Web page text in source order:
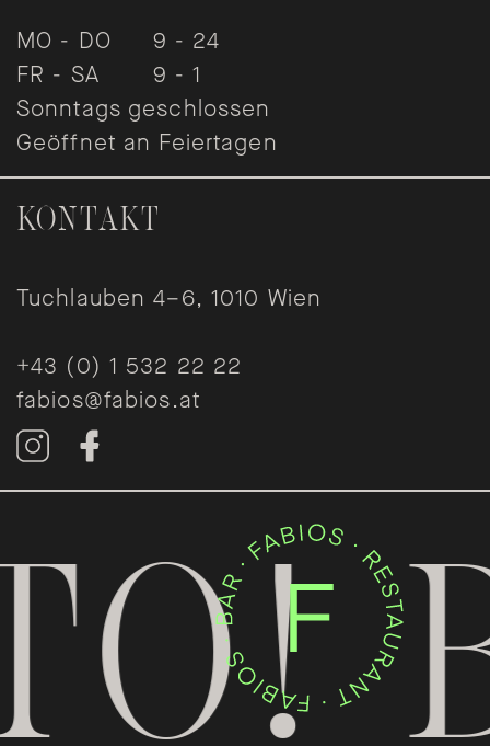
KONTAKT
MO - DO
9 - 24
FR - SA
9 - 1
Sonntags geschlossen
Geöffnet an Feiertagen
KONTAKT
Tuchlauben 4–6, 1010 Wien
+43 (0) 1 532 22 22
fabios@fabios.at